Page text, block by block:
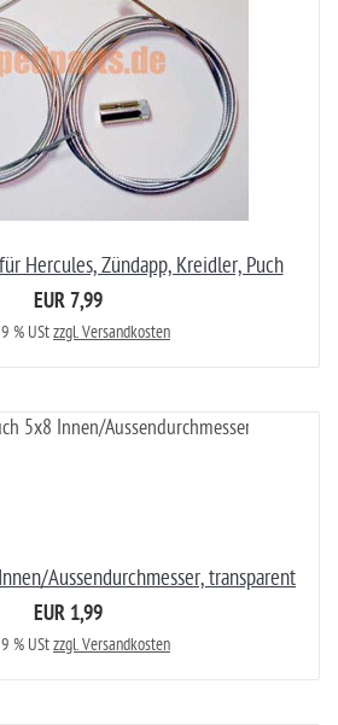
Hercules, Zündapp, Kreidler, Puch
EUR 7,99
% UStzzgl. Versandkosten
Aussendurchmesser, transparent
EUR 1,99
% UStzzgl. Versandkosten